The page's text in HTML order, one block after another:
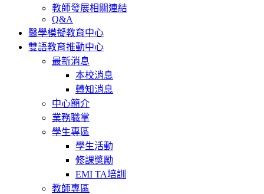
教師發展相關連結
Q&A
醫學模擬教育中心
雙語教育推動中心
最新消息
本校消息
轉知消息
中心簡介
業務職掌
學生專區
學生活動
修課獎勵
EMI TA培訓
教師專區